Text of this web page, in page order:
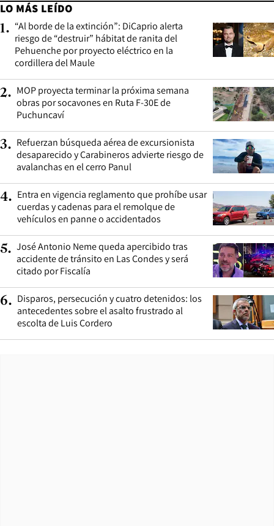
LO MÁS LEÍDO
1. “Al borde de la extinción”: DiCaprio alerta
riesgo de “destruir” hábitat de ranita del
Pehuenche por proyecto eléctrico en la
cordillera del Maule
2. MOP proyecta terminar la próxima semana
obras por socavones en Ruta F-30E de
Puchuncaví
3. Refuerzan búsqueda aérea de excursionista
desaparecido y Carabineros advierte riesgo de
avalanchas en el cerro Panul
4. Entra en vigencia reglamento que prohíbe usar
cuerdas y cadenas para el remolque de
vehículos en panne o accidentados
5. José Antonio Neme queda apercibido tras
accidente de tránsito en Las Condes y será
citado por Fiscalía
6. Disparos, persecución y cuatro detenidos: los
antecedentes sobre el asalto frustrado al
escolta de Luis Cordero